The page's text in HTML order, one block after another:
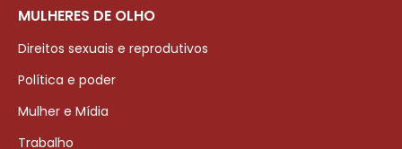
MULHERES DE OLHO
Direitos sexuais e reprodutivos
Política e poder
Mulher e Mídia
Trabalho